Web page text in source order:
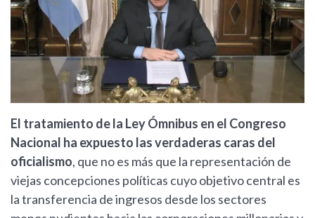
El tratamiento de la Ley Ómnibus en el Congreso
Nacional ha expuesto las verdaderas caras del
oficialismo, que no es más que la representación de
viejas concepciones políticas cuyo objetivo central es
la transferencia de ingresos desde los sectores